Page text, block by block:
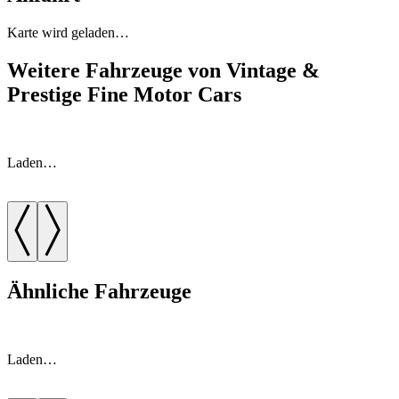
Karte wird geladen…
Weitere Fahrzeuge von Vintage &
Prestige Fine Motor Cars
Laden…
Ähnliche Fahrzeuge
Laden…